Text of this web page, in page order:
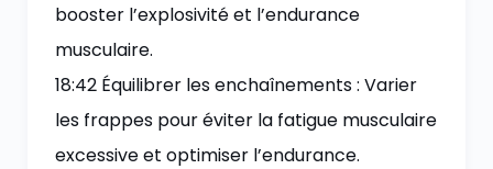
booster l’explosivité et l’endurance
musculaire.
18:42 Équilibrer les enchaînements : Varier
les frappes pour éviter la fatigue musculaire
excessive et optimiser l’endurance.